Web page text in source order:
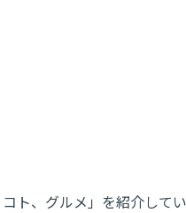
ト、グルメ」を紹介してい